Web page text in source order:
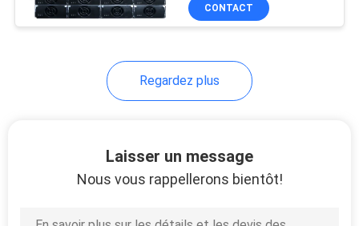
Alimentation
mode de
commutateur
60Hz
CONTACT
Regardez plus
Laisser un message
Nous vous rappellerons bientôt!